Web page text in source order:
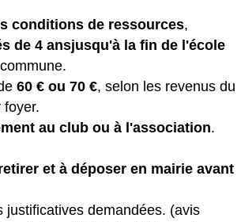
conditions de ressources,
de 4 ansjusqu'à la fin de l'école
60 € ou 70 €, selon les revenus du
foyer.
au club ou à l'association.
et à déposer en mairie avant
justificatives demandées. (avis